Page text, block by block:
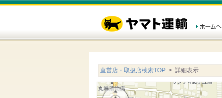
直営店・取扱店検索TOP > 詳細表示